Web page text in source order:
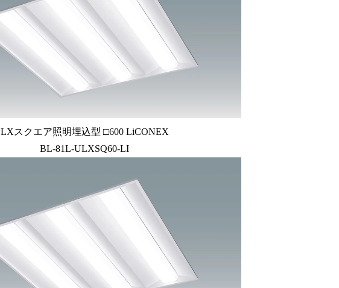
LXスクエア照明埋込型 □600 LiCONEX
BL-81L-ULXSQ60-LI